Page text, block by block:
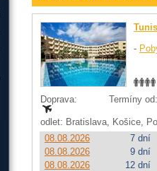
-
Doprava: Termíny
odlet: Bratislava, Košice,
08.08.2026
7 dní
08.08.2026
9 dní
08.08.2026
12 dní